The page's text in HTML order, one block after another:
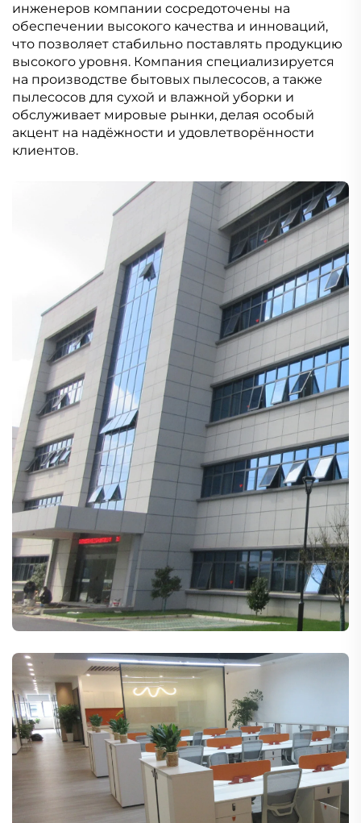
инженеров компании сосредоточены на
обеспечении высокого качества и инноваций,
что позволяет стабильно поставлять продукцию
высокого уровня. Компания специализируется
на производстве бытовых пылесосов, а также
пылесосов для сухой и влажной уборки и
обслуживает мировые рынки, делая особый
акцент на надёжности и удовлетворённости
клиентов.